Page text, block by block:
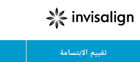
تقييم الابتسامة